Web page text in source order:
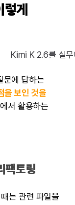
게
문에 답하는
을 보인 것을
서 활용하는
팩토링
는 관련 파일을